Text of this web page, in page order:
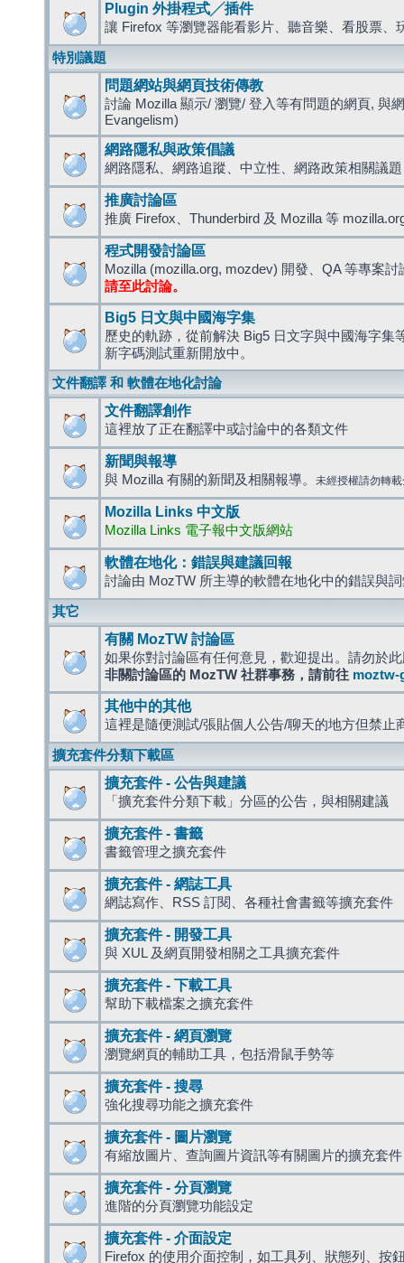
Plugin 外掛程式╱插件
讓 Firefox 等瀏覽器能看影片、聽音樂、看股票、
特別議題
問題網站與網頁技術傳教
討論 Mozilla 顯示/ 瀏覽/ 登入等有問題的網頁, 與
Evangelism)
網路隱私與政策倡議
網路隱私、網路追蹤、中立性、網路政策相關議題
推廣討論區
推廣 Firefox、Thunderbird 及 Mozilla 等
程式開發討論區
Mozilla (mozilla.org, mozdev) 開發、QA 等專案討
請至此討論。
Big5 日文與中國海字集
歷史的軌跡，從前解決 Big5 日文字與中國海字集
新字碼測試重新開放中。
文件翻譯 和 軟體在地化討論
文件翻譯創作
這裡放了正在翻譯中或討論中的各類文件
新聞與報導
與 Mozilla 有關的新聞及相關報導。 未經授權請勿轉
Mozilla Links 中文版
Mozilla Links 電子報中文版網站
軟體在地化：錯誤與建議回報
討論由 MozTW 所主導的軟體在地化中的錯誤與
其它
有關 MozTW 討論區
如果你對討論區有任何意見，歡迎提出。請勿於
非關討論區的 MozTW 社群事務，請前往 moztw-
其他中的其他
這裡是隨便測試/張貼個人公告/聊天的地方但禁止
擴充套件分類下載區
擴充套件 - 公告與建議
「擴充套件分類下載」分區的公告，與相關建議
擴充套件 - 書籤
書籤管理之擴充套件
擴充套件 - 網誌工具
網誌寫作、RSS 訂閱、各種社會書籤等擴充套件
擴充套件 - 開發工具
與 XUL 及網頁開發相關之工具擴充套件
擴充套件 - 下載工具
幫助下載檔案之擴充套件
擴充套件 - 網頁瀏覽
瀏覽網頁的輔助工具，包括滑鼠手勢等
擴充套件 - 搜尋
強化搜尋功能之擴充套件
擴充套件 - 圖片瀏覽
有縮放圖片、查詢圖片資訊等有關圖片的擴充套件
擴充套件 - 分頁瀏覽
進階的分頁瀏覽功能設定
擴充套件 - 介面設定
Firefox 的使用介面控制，如工具列、狀態列、按